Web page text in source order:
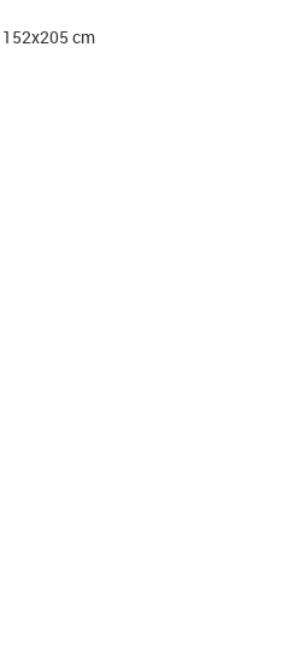
152x205 cm